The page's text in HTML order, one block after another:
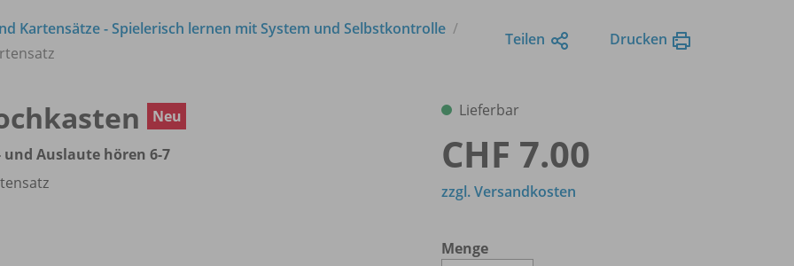
Kartensätze - Spielerisch lernen mit System und Selbstkontrolle
Teilen Drucken
Neu
und Auslaute hören 6-7
Lieferbar
CHF 7.00
Menge
zzgl. Versandkosten